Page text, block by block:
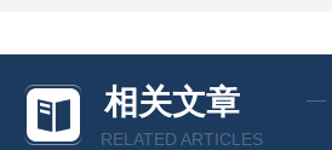
相关文章
RELATED ARTICLES